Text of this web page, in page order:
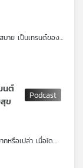
าย เป็นเทรนด์ของ
ดีมีฐานะ”
เอง
นต์
ข
หรือเปล่า เมื่อใด
คนที่บ้าน ???????